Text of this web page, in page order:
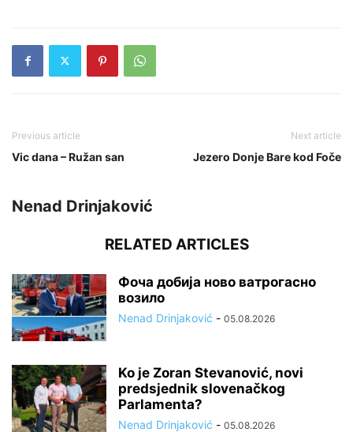
Previous article
Vic dana – Ružan san
Next article
Jezero Donje Bare kod Foče
Nenad Drinjaković
RELATED ARTICLES
Фоча добија ново ватрогасно
возило
Nenad Drinjaković - 05.08.2026
Ko je Zoran Stevanović, novi
predsjednik slovenačkog
Parlamenta?
Nenad Drinjaković - 05.08.2026